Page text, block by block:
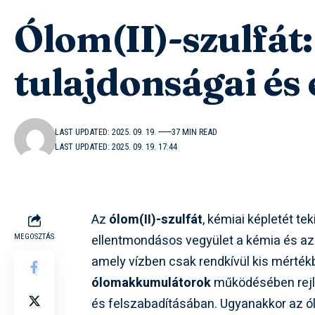
Ólom(II)-
tulajdonságai
LAST UPDATED: 2025. 09. 19. 17:44
LAST UPDATED: 2025. 09. 19. 37 MIN READ
MEGOSZTÁS
Az ólom(II)-szulfát, kémiai képletét
ellentmondásos vegyület a kémia és
amely vízben csak rendkívül kis
ólomakkumulátorokműködésében
és felszabadításában. Ugyanakkor az